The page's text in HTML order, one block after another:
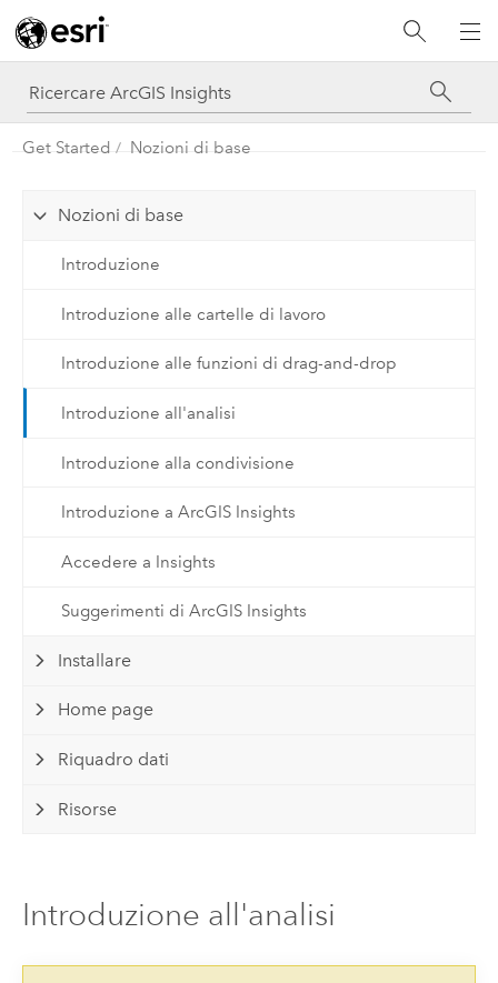
Get Started Nozioni di base
Nozioni di base
Introduzione
Introduzione alle cartelle di lavoro
Introduzione alle funzioni di drag-and-drop
Introduzione all'analisi
Introduzione alla condivisione
Introduzione a ArcGIS Insights
Accedere a Insights
Suggerimenti di ArcGIS Insights
Installare
Home page
Riquadro dati
Risorse
Introduzione all'analisi